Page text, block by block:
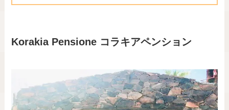
Korakia Pensione コラキアペンション